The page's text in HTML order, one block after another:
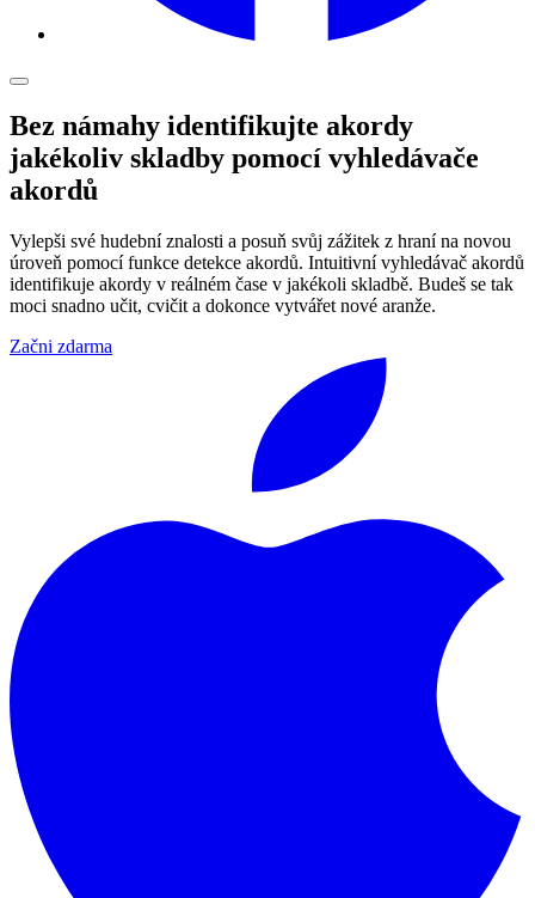
Bez námahy identifikujte akordy
jakékoliv skladby pomocí vyhledávače
akordů
Vylepši své hudební znalosti a posuň svůj zážitek z hraní na novou
úroveň pomocí funkce detekce akordů. Intuitivní vyhledávač akordů
identifikuje akordy v reálném čase v jakékoli skladbě. Budeš se tak
moci snadno učit, cvičit a dokonce vytvářet nové aranže.
Začni zdarma